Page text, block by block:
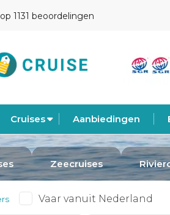
op 1131 beoordelingen
Cruises Aanbiedingen